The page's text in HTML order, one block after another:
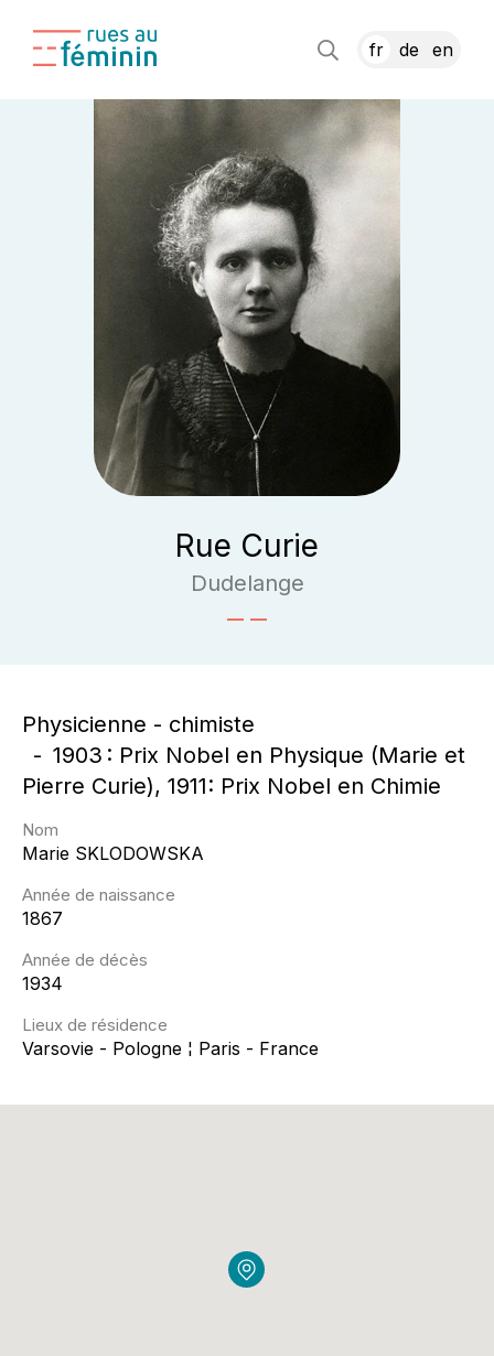
fr de en
Rue Curie
Dudelange
Physicienne - chimiste
1903 : Prix Nobel en Physique (Marie et
Pierre Curie), 1911: Prix Nobel en Chimie
Nom
Marie SKLODOWSKA
Année de naissance
1867
Année de décès
1934
Lieux de résidence
Varsovie - Pologne ¦ Paris - France